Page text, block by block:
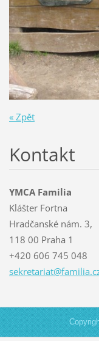
« Zpět
Kontakt
YMCA Familia
Klášter Fortna
Hradčanské nám. 3,
118 00 Praha 1
+420 606 745 048
sekretariat@fami